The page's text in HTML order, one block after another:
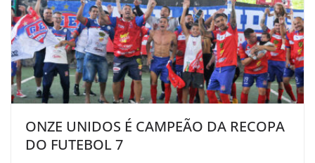
ONZE UNIDOS É CAMPEÃO DA RECOPA
DO FUTEBOL 7